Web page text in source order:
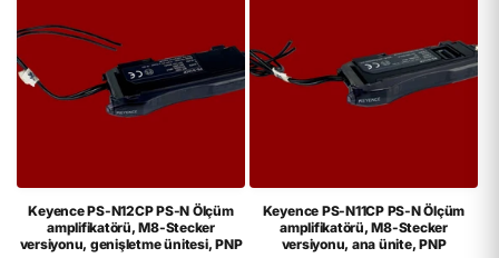
Keyence PS-N12CP PS-N Ölçüm
amplifikatörü, M8-Stecker
versiyonu, genişletme ünitesi, PNP
Keyence PS-N11CP PS-N Ölçüm
amplifikatörü, M8-Stecker
versiyonu, ana ünite, PNP